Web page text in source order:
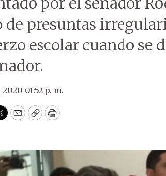
de presuntas
escolar cuando se
2020 01:52 p. m.
Twitter
EmailCopyPrint